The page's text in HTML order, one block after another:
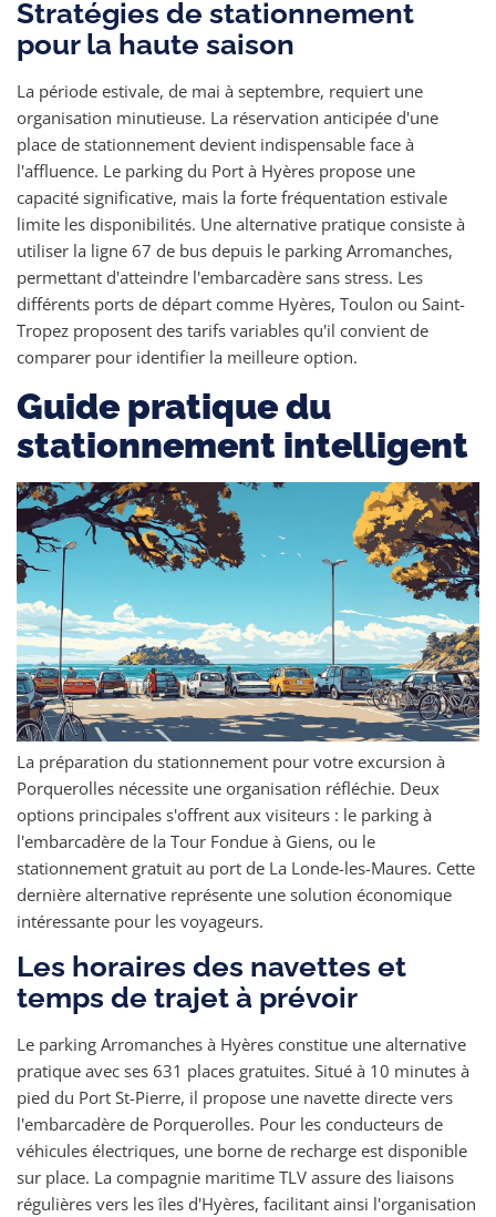
Stratégies de stationnement
pour la haute saison
La période estivale, de mai à septembre, requiert une
organisation minutieuse. La réservation anticipée d'une
place de stationnement devient indispensable face à
l'affluence. Le parking du Port à Hyères propose une
capacité significative, mais la forte fréquentation estivale
limite les disponibilités. Une alternative pratique consiste à
utiliser la ligne 67 de bus depuis le parking Arromanches,
permettant d'atteindre l'embarcadère sans stress. Les
différents ports de départ comme Hyères, Toulon ou Saint-
Tropez proposent des tarifs variables qu'il convient de
comparer pour identifier la meilleure option.
Guide pratique du
stationnement intelligent
La préparation du stationnement pour votre excursion à
Porquerolles nécessite une organisation réfléchie. Deux
options principales s'offrent aux visiteurs : le parking à
l'embarcadère de la Tour Fondue à Giens, ou le
stationnement gratuit au port de La Londe-les-Maures. Cette
dernière alternative représente une solution économique
intéressante pour les voyageurs.
Les horaires des navettes et
temps de trajet à prévoir
Le parking Arromanches à Hyères constitue une alternative
pratique avec ses 631 places gratuites. Situé à 10 minutes à
pied du Port St-Pierre, il propose une navette directe vers
l'embarcadère de Porquerolles. Pour les conducteurs de
véhicules électriques, une borne de recharge est disponible
sur place. La compagnie maritime TLV assure des liaisons
régulières vers les îles d'Hyères, facilitant ainsi l'organisation